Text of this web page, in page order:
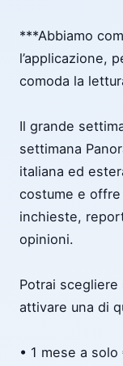
***Abbiamo
l’applicazione,
comoda la
Il grande
settimana
italiana ed
costume e
inchieste,
opinioni.
Potrai scegliere
attivare una di
• 1 mese a